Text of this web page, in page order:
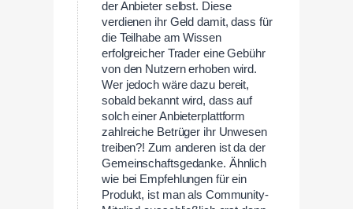
der Anbieter selbst. Diese
verdienen ihr Geld damit, dass für
die Teilhabe am Wissen
erfolgreicher Trader eine Gebühr
von den Nutzern erhoben wird.
Wer jedoch wäre dazu bereit,
sobald bekannt wird, dass auf
solch einer Anbieterplattform
zahlreiche Betrüger ihr Unwesen
treiben?! Zum anderen ist da der
Gemeinschaftsgedanke. Ähnlich
wie bei Empfehlungen für ein
Produkt, ist man als Community-